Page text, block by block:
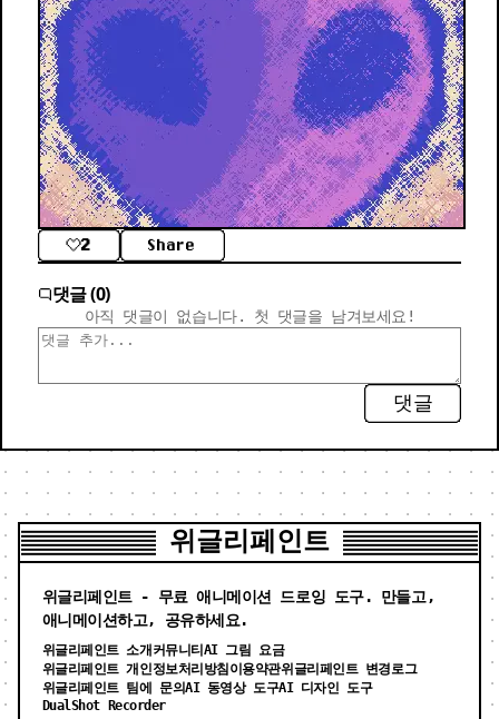
2 Share
댓글 (0)
아직 댓글이 없습니다. 첫 댓글을 남겨보세요!
댓글
위글리페인트
위글리페인트 - 무료 애니메이션 드로잉 도구. 만들고,
애니메이션하고, 공유하세요.
위글리페인트 소개 커뮤니티 AI 그림 요금
위글리페인트 개인정보처리방침 이용약관위글리페인트 변경로그
위글리페인트 팀에 문의AI 동영상 도구AI 디자인 도구
DualShot Recorder